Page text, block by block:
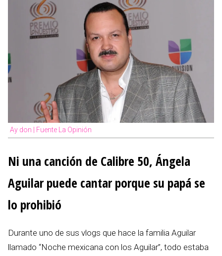
Ay don | Fuente La Opinión
Ni una canción de Calibre 50, Ángela
Aguilar puede cantar porque su papá se
lo prohibió
Durante uno de sus vlogs que hace la familia Aguilar
llamado “Noche mexicana con los Aguilar”, todo estaba